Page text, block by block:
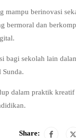
mampu berinovasi
bermoral dan
bagi sekolah lain
dalam praktik kreatif
Share: